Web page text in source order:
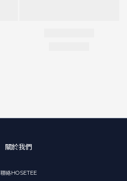
關於我們
聯絡HOSETEE